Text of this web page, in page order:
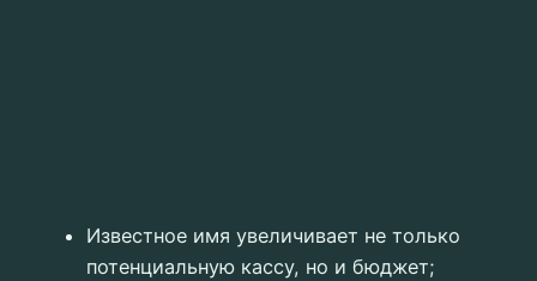
Известное имя увеличивает не только
потенциальную кассу, но и бюджет;